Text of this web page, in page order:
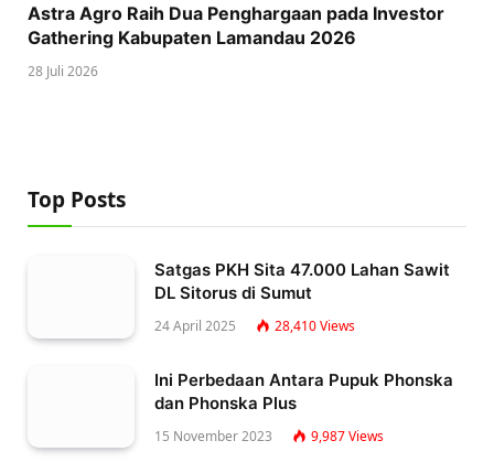
Astra Agro Raih Dua Penghargaan pada Investor
Gathering Kabupaten Lamandau 2026
28 Juli 2026
Top Posts
Satgas PKH Sita 47.000 Lahan Sawit
DL Sitorus di Sumut
24 April 2025 28,410Views
Ini Perbedaan Antara Pupuk Phonska
dan Phonska Plus
15 November 2023 9,987Views